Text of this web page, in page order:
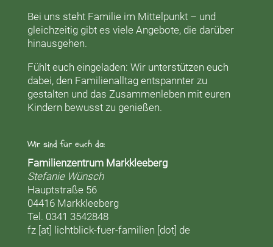
Bei uns steht Familie im Mittelpunkt – und
gleichzeitig gibt es viele Angebote, die darüber
hinausgehen.
Fühlt euch eingeladen: Wir unterstützen euch
dabei, den Familienalltag entspannter zu
gestalten und das Zusammenleben mit euren
Kindern bewusst zu genießen.
Wir sind für euch da:
Familienzentrum Markkleeberg
Stefanie Wünsch
Hauptstraße 56
04416 Markkleeberg
Tel. 0341 3542848
fz [at] lichtblick-fuer-familien [dot] de